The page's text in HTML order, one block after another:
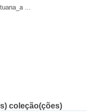
...
coleção(ções)